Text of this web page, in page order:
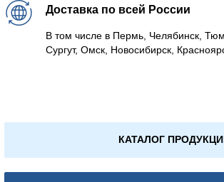
Доставка по всей России
В том числе в Пермь, Челябинск,
Сургут, Омск, Новосибирск,
КАТАЛОГ